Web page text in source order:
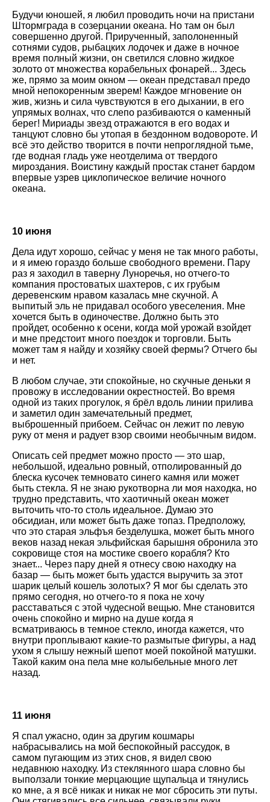
Будучи юношей, я любил проводить ночи на пристани
Штормграда в созерцании океана. Но там он был
совершенно другой. Прирученный, заполоненный
сотнями судов, рыбацких лодочек и даже в ночное
время полный жизни, он светился словно жидкое
золото от множества корабельных фонарей... Здесь
же, прямо за моим окном — океан представал предо
мной непокоренным зверем! Каждое мгновение он
жив, жизнь и сила чувствуются в его дыхании, в его
упрямых волнах, что слепо разбиваются о каменный
берег! Мириады звезд отражаются в его водах и
танцуют словно бы утопая в бездонном водовороте. И
всё это действо творится в почти непроглядной тьме,
где водная гладь уже неотделима от твердого
мироздания. Воистину каждый простак станет бардом
впервые узрев циклопическое величие ночного
океана.
10 июня
Дела идут хорошо, сейчас у меня не так много работы,
и я имею гораздо больше свободного времени. Пару
раз я заходил в таверну Луноречья, но отчего-то
компания простоватых шахтеров, с их грубым
деревенским нравом казалась мне скучной. А
выпитый эль не придавал особого увеселения. Мне
хочется быть в одиночестве. Должно быть это
пройдет, особенно к осени, когда мой урожай взойдет
и мне предстоит много поездок и торговли. Быть
может там я найду и хозяйку своей фермы? Отчего бы
и нет.
В любом случае, эти спокойные, но скучные деньки я
провожу в исследовании окрестностей. Во время
одной из таких прогулок, я брёл вдоль линии прилива
и заметил один замечательный предмет,
выброшенный прибоем. Сейчас он лежит по левую
руку от меня и радует взор своими необычным видом.
Описать сей предмет можно просто — это шар,
небольшой, идеально ровный, отполированный до
блеска кусочек темновато синего камня или может
быть стекла. Я не знаю рукотворна ли моя находка, но
трудно представить, что хаотичный океан может
выточить что-то столь идеальное. Думаю это
обсидиан, или может быть даже топаз. Предположу,
что это старая эльфъя безделушка, может быть много
веков назад некая эльфийская барышня обронила это
сокровище стоя на мостике своего корабля? Кто
знает... Через пару дней я отнесу свою находку на
базар — быть может быть удастся выручить за этот
шарик целый кошель золотых? Я мог бы сделать это
прямо сегодня, но отчего-то я пока не хочу
расставаться с этой чудесной вещью. Мне становится
очень спокойно и мирно на душе когда я
всматриваюсь в темное стекло, иногда кажется, что
внутри проплывают какие-то размытые фигуры, а над
ухом я слышу нежный шепот моей покойной матушки.
Такой каким она пела мне колыбельные много лет
назад.
11 июня
Я спал ужасно, один за другим кошмары
набрасывались на мой беспокойный рассудок, в
самом пугающим из этих снов, я видел свою
недавнюю находку. Из стеклянного шара словно бы
выползали тонкие мерцающие щупальца и тянулись
ко мне, а я всё никак и никак не мог сбросить эти путы.